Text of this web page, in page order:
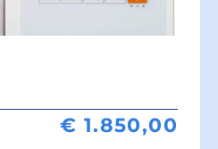
€ 1.850,00